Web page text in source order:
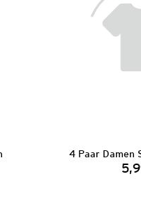
4 Paar Damen